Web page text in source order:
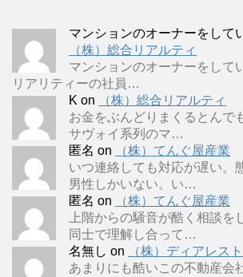
マンションのオーナーをして
（株）総合リアルティ
マンションのオーナーをして
リアリティーの社員…
K on
（株）総合リアルティ
お金をぶんどりまくるとんで
サヴォイ系列のマ…
匿名 on
（株）てんぐ屋産業
いつ連絡しても対応が遅い。
男性しかいない。い…
匿名 on
（株）てんぐ屋産業
上階からの騒音が酷く相談を
同士で理解し合って…
名無し on
（株）ディアレスト
あまりにも酷いこの不動産会